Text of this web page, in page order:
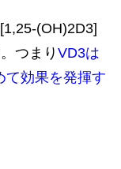
(OH)2D3]
つまり VD3は
て効果を発揮す